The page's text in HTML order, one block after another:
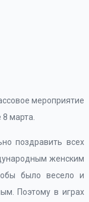
мероприятие
марта.
поздравить всех
женским
было весело и
Поэтому в играх